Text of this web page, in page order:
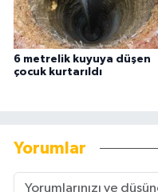
6 metrelik kuyuya düşen
çocuk kurtarıldı
Yorumlar